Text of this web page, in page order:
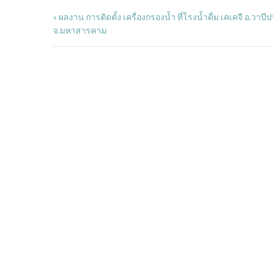
« ผลงาน การติดตั้ง เครื่องกรองน้ำ ที่โรงน้ำดื่ม เคเคจี อ.วาปี
จ.มหาสารคาม